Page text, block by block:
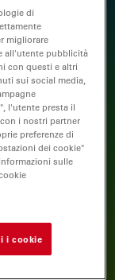
e le
comunità
di
migliorare
all'utente pubblicità
con questi e altri
sui social media,
l'utente presta il
i nostri partner
preferenze di
dei cookie"
sulle
i cookie